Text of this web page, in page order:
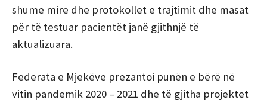
shume mire dhe protokollet e trajtimit dhe masat
për të testuar pacientët janë gjithnjë të
aktualizuara.
Federata e Mjekëve prezantoi punën e bërë në
vitin pandemik 2020 – 2021 dhe të gjitha projektet